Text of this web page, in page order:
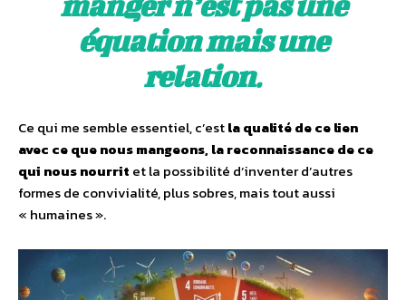
équation mais une
relation.
Ce qui me semble essentiel, c’estla qualité de ce lien
avec ce que nous mangeons, la reconnaissance de ce
qui nous nourrit et la possibilité d’inventer d’autres
formes de convivialité, plus sobres, mais tout aussi
« humaines ».